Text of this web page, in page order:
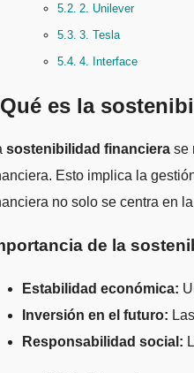
2. Unilever
3. Tesla
4. Interface
es la
sostenibilidad financiera se
Esto implica la
no solo se centra en
de la
Estabilidad económica:
Inversión en el futuro:
Responsabilidad social: